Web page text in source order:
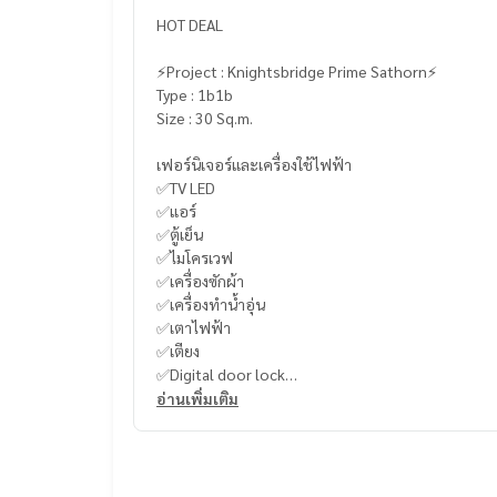
HOT DEAL
⚡️Project : Knightsbridge Prime Sathorn⚡️
Type : 1b1b
Size : 30 Sq.m.
เฟอร์นิเจอร์และเครื่องใช้ไฟฟ้า
✅TV LED
✅แอร์
✅ตู้เย็น
✅ไมโครเวฟ
✅เครื่องซักผ้า
✅เครื่องทำน้ำอุ่น
✅เตาไฟฟ้า
✅เตียง
✅Digital door lock
อ่านเพิ่มเติม